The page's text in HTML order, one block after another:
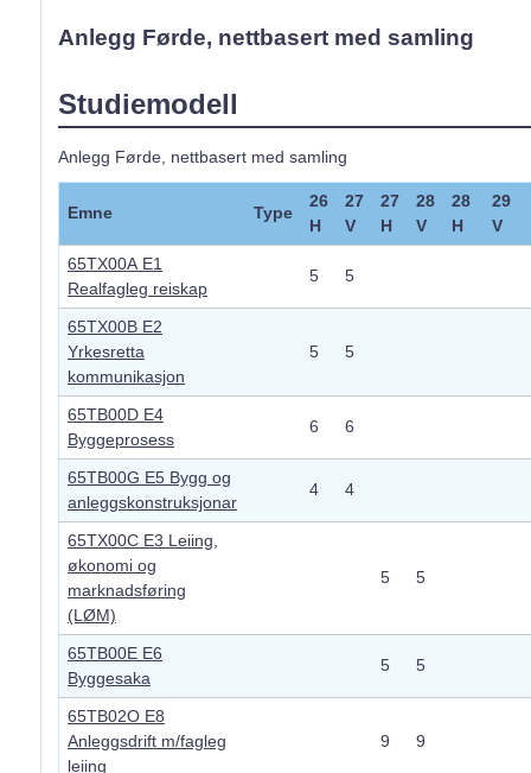
Anlegg Førde, nettbasert med samling
Studiemodell
Anlegg Førde, nettbasert med samling
Emne Type
26
H
27
V
27
H
28
V
28
H
29
V
65TX00A E1
Realfagleg reiskap
5 5
65TX00B E2
Yrkesretta
kommunikasjon
5 5
65TB00D E4
Byggeprosess
6 6
65TB00G E5 Bygg og
anleggskonstruksjonar
4 4
65TX00C E3 Leiing,
økonomi og
marknadsføring
(LØM)
5 5
65TB00E E6
Byggesaka
5 5
65TB02O E8
Anleggsdrift m/fagleg
leiing
9 9